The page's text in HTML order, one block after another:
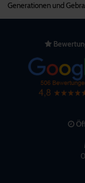
Generationen und